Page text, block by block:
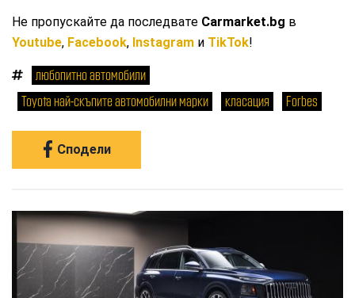
Не пропускайте да последвате Carmarket.bg в
Youtube, Facebook, Instagram и TikTok!
любопитно автомобили
Toyota най-скъпите автомобилни марки
класация Forbes
Сподели